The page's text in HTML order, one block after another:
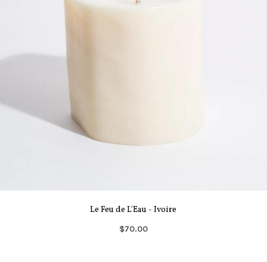
Le Feu de L'Eau - Ivoire
$70.00